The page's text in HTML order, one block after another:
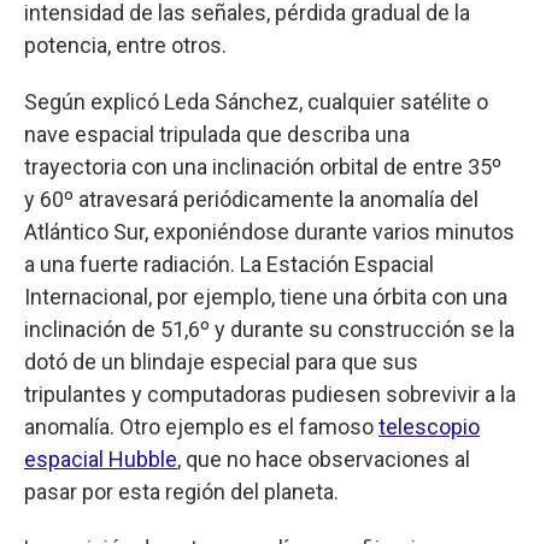
intensidad de las señales, pérdida gradual de la
potencia, entre otros.
Según explicó Leda Sánchez, cualquier satélite o
nave espacial tripulada que describa una
trayectoria con una inclinación orbital de entre 35º
y 60º atravesará periódicamente la anomalía del
Atlántico Sur, exponiéndose durante varios minutos
a una fuerte radiación. La Estación Espacial
Internacional, por ejemplo, tiene una órbita con una
inclinación de 51,6º y durante su construcción se la
dotó de un blindaje especial para que sus
tripulantes y computadoras pudiesen sobrevivir a la
anomalía. Otro ejemplo es el famosotelescopio
espacial Hubble, que no hace observaciones al
pasar por esta región del planeta.